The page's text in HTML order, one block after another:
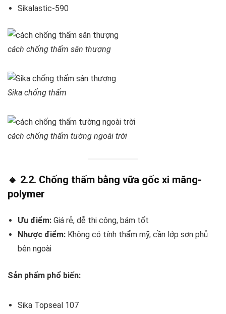
Sikalastic-590
cách chống thấm sân thượng
Sika chống thấm
cách chống thấm tường ngoài trời
🔸 2.2. Chống thấm bằng vữa gốc xi măng-
polymer
Ưu điểm: Giá rẻ, dễ thi công, bám tốt
Nhược điểm: Không có tính thẩm mỹ, cần lớp sơn phủ
bên ngoài
Sản phẩm phổ biến:
Sika Topseal 107